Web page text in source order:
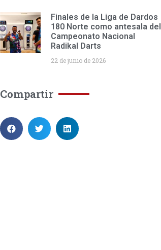
Finales de la Liga de Dardos
180 Norte como antesala del
Campeonato Nacional
Radikal Darts
22 de junio de 2026
Compartir